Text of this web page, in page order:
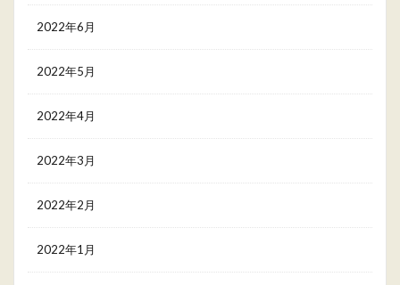
2022年6月
2022年5月
2022年4月
2022年3月
2022年2月
2022年1月